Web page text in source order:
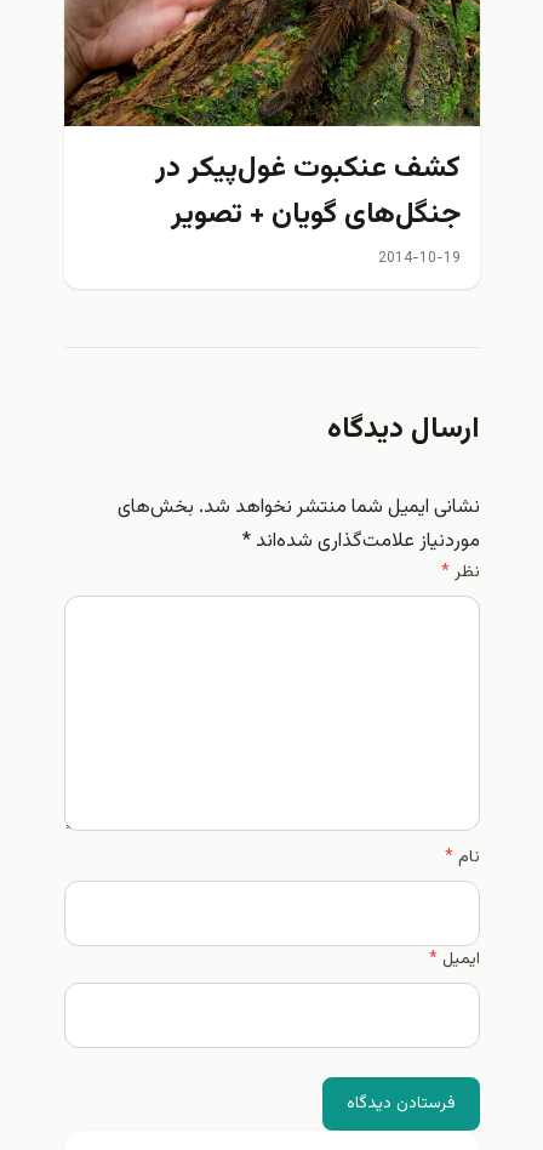
کشف عنکبوت‌ غول‌پیکر در
جنگل‌های گويان + تصوير
2014-10-19
ارسال دیدگاه
نشانی ایمیل شما منتشر نخواهد شد. بخش‌های
موردنیاز علامت‌گذاری شده‌اند*
نظر*
نام*
ایمیل*
فرستادن دیدگاه